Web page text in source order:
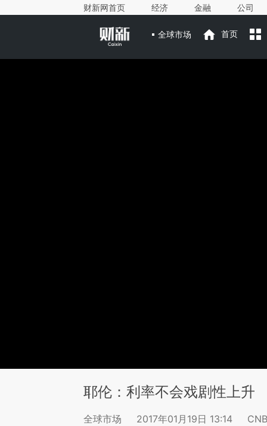
财新网首页 经济 金融 公司
全球市场 首页
耶伦：利率不会戏剧性上升
全球市场 2017年01月19日 13:14